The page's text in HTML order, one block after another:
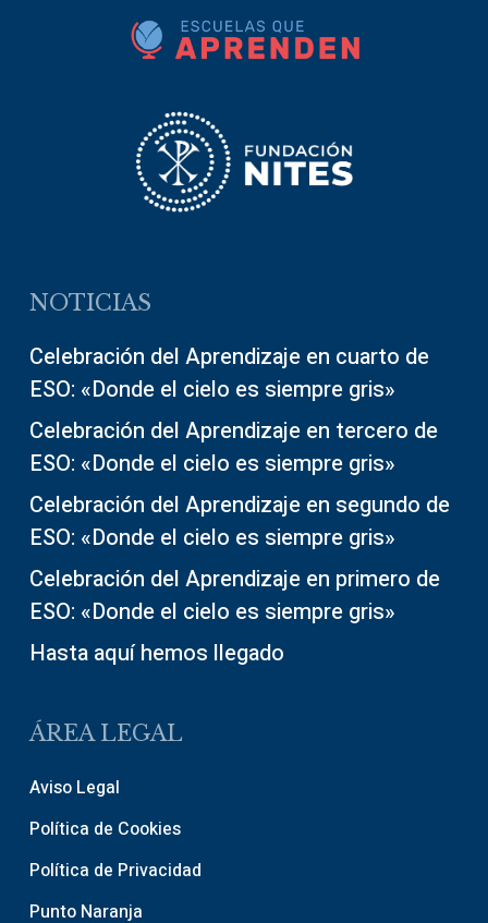
NOTICIAS
Celebración del Aprendizaje en cuarto de
ESO: «Donde el cielo es siempre gris»
Celebración del Aprendizaje en tercero de
ESO: «Donde el cielo es siempre gris»
Celebración del Aprendizaje en segundo de
ESO: «Donde el cielo es siempre gris»
Celebración del Aprendizaje en primero de
ESO: «Donde el cielo es siempre gris»
Hasta aquí hemos llegado
ÁREA LEGAL
Aviso Legal
Política de Cookies
Política de Privacidad
Punto Naranja